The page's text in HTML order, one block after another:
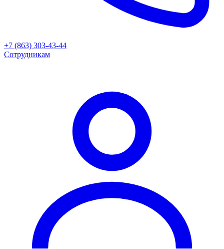
+7 (863) 303-43-44
Сотрудникам